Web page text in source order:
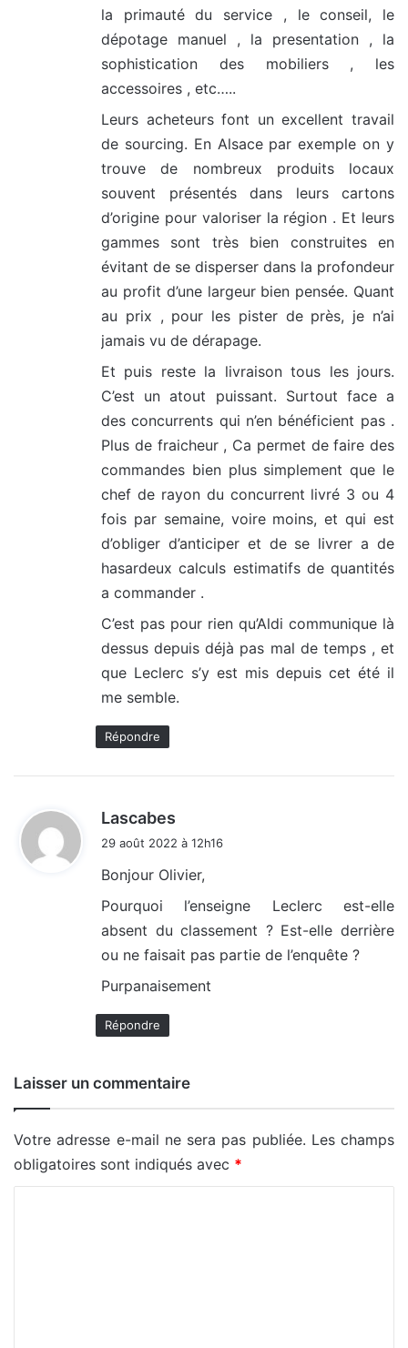
la primauté du service , le conseil, le
dépotage manuel , la presentation , la
sophistication des mobiliers , les
accessoires , etc…..
Leurs acheteurs font un excellent travail
de sourcing. En Alsace par exemple on y
trouve de nombreux produits locaux
souvent présentés dans leurs cartons
d’origine pour valoriser la région . Et leurs
gammes sont très bien construites en
évitant de se disperser dans la profondeur
au profit d’une largeur bien pensée. Quant
au prix , pour les pister de près, je n’ai
jamais vu de dérapage.
Et puis reste la livraison tous les jours.
C’est un atout puissant. Surtout face a
des concurrents qui n’en bénéficient pas .
Plus de fraicheur , Ca permet de faire des
commandes bien plus simplement que le
chef de rayon du concurrent livré 3 ou 4
fois par semaine, voire moins, et qui est
d’obliger d’anticiper et de se livrer a de
hasardeux calculs estimatifs de quantités
a commander .
C’est pas pour rien qu’Aldi communique là
dessus depuis déjà pas mal de temps , et
que Leclerc s’y est mis depuis cet été il
me semble.
Répondre
Lascabes
29 août 2022 à 12h16
Bonjour Olivier,
Pourquoi l’enseigne Leclerc est-elle
absent du classement ? Est-elle derrière
ou ne faisait pas partie de l’enquête ?
Purpanaisement
Répondre
Laisser un commentaire
Votre adresse e-mail ne sera pas publiée. Les champs
obligatoires sont indiqués avec *